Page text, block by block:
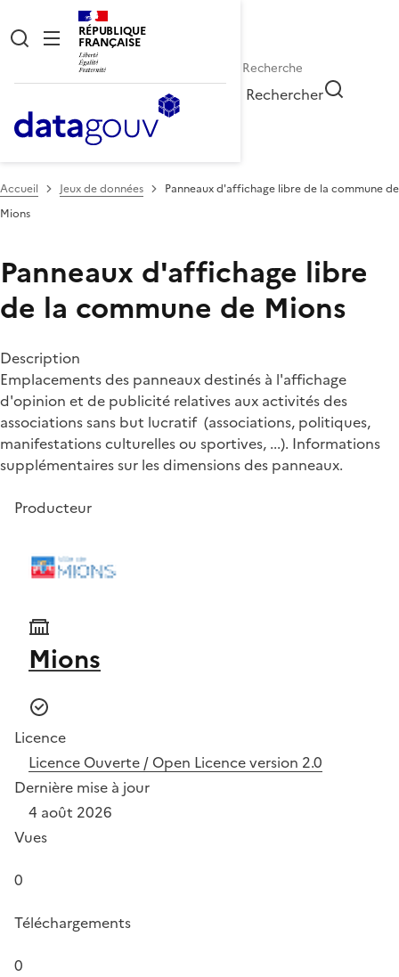
RÉPUBLIQUE
FRANÇAISE
Rechercher
Accueil Jeux de données
Panneaux d'affichage libre de la commune de
Mions
Panneaux d'affichage libre
de la commune de Mions
Description
Emplacements des panneaux destinés à l'affichage
d'opinion et de publicité relatives aux activités des
associations sans but lucratif (associations, politiques,
manifestations culturelles ou sportives, ...). Informations
supplémentaires sur les dimensions des panneaux.
Producteur
Mions
Licence
Licence Ouverte / Open Licence version 2.0
Dernière mise à jour
4 août 2026
Vues
0
Téléchargements
0